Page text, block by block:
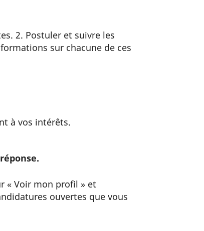
2. Postuler et suivre les
sur chacune de ces
à vos intérêts.
« Voir mon profil » et
ouvertes que vous